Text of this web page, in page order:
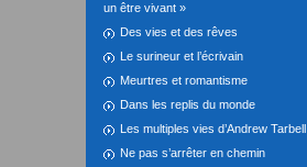
un être vivant »
Des vies et des rêves
Le surineur et l’écrivain
Meurtres et romantisme
Dans les replis du monde
Les multiples vies d’Andrew Tarbell
Ne pas s’arrêter en chemin